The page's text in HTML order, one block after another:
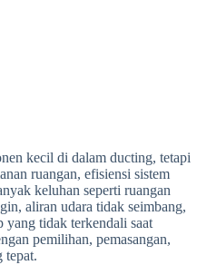
kecil di dalam ducting, tetapi
ruangan, efisiensi sistem
keluhan seperti ruangan
aliran udara tidak seimbang,
yang tidak terkendali saat
pemilihan, pemasangan,
tepat.